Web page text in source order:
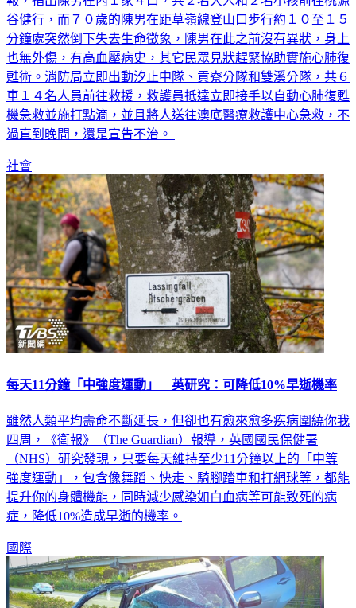
谷健行，而７０歲的陳男在距草嶺線登山口步行約１０至１５
分鐘處突然倒下失去生命徵象，陳男在此之前沒有異狀，身上
也無外傷，有高血壓病史，其它民眾見狀趕緊協助實施心肺復
甦術。消防局立即出動汐止中隊、貢寮分隊和雙溪分隊，共６
車１４名人員前往救援，救護員抵達立即接手以自動心肺復甦
機急救並施打點滴，並且將人送往澳底醫療救護中心急救，不
過直到晚間，還是宣告不治。
社會
每天11分鐘「中強度運動」 英研究：可降低10%早逝機率
雖然人類平均壽命不斷延長，但卻也有愈來愈多疾病圍繞你我
四周，《衛報》（The Guardian）報導，英國國民保健署
（NHS）研究發現，只要每天維持至少11分鐘以上的「中等
強度運動」，包含像舞蹈、快走、騎腳踏車和打網球等，都能
提升你的身體機能，同時減少感染如白血病等可能致死的病
症，降低10%造成早逝的機率。
國際